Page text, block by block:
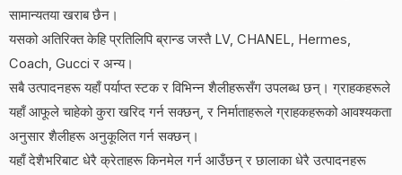
सामान्यतया खराब छैन।
यसको अतिरिक्त केहि प्रतिलिपि ब्रान्ड जस्तै LV, CHANEL, Hermes,
Coach, Gucci र अन्य।
सबै उत्पादनहरू यहाँ पर्याप्त स्टक र विभिन्न शैलीहरूसँग उपलब्ध छन्। ग्राहकहरूले
यहाँ आफूले चाहेको कुरा खरिद गर्न सक्छन्, र निर्माताहरूले ग्राहकहरूको आवश्यकता
अनुसार शैलीहरू अनुकूलित गर्न सक्छन्।
यहाँ देशैभरिबाट धेरै क्रेताहरू किनमेल गर्न आउँछन् र छालाका धेरै उत्पादनहरू